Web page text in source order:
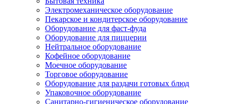
Электромеханическое оборудование
Пекарское и кондитерское оборудование
Оборудование для фаст-фуда
Оборудование для пиццерии
Нейтральное оборудование
Кофейное оборудование
Моечное оборудование
Торговое оборудование
Оборудование для раздачи готовых блюд
Упаковочное оборудование
Санитарно-гигиеническое оборудование